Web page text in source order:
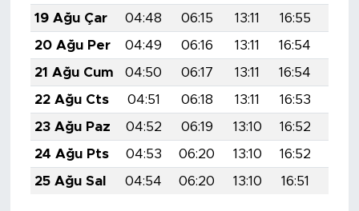
19 Ağu Çar
04:48 06:15 13:11 16:55
20 Ağu Per
04:49 06:16 13:11 16:54
21 Ağu Cum
04:50 06:17 13:11 16:54
22 Ağu Cts
04:51 06:18 13:11 16:53
23 Ağu Paz
04:52 06:19 13:10 16:52
24 Ağu Pts
04:53 06:20 13:10 16:52
25 Ağu Sal
04:54 06:20 13:10 16:51